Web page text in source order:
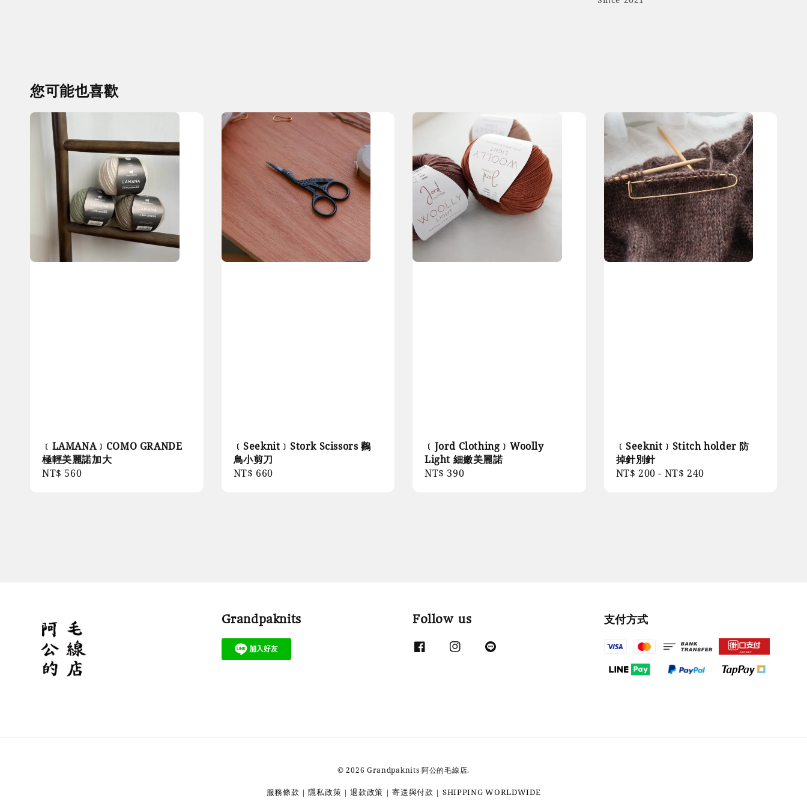
您可能也喜歡
﹝LAMANA﹞COMO GRANDE
極輕美麗諾加大
Regular
NT$ 560
﹝Seeknit﹞Stork Scissors 鸛
鳥小剪刀
Regular
NT$ 660
﹝Jord Clothing﹞Woolly
Light 細嫩美麗諾
Regular
NT$ 390
﹝Seeknit﹞Stitch holder 防
掉針別針
Regular
NT$ 200 - NT$ 240
Grandpaknits Follow us 支付方式
© 2026 Grandpaknits 阿公的毛線店.
服務條款 |隱私政策 |退款政策 |寄送與付款 | SHIPPING WORLDWIDE